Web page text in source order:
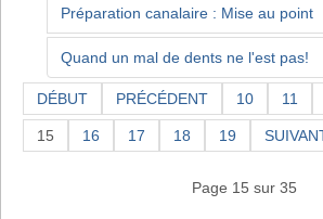
Préparation canalaire : Mise au point
Quand un mal de dents ne l'est pas!
DÉBUT PRÉCÉDENT 10 11
15 16 17 18 19
Page 15 sur 35